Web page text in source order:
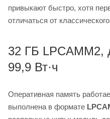
привыкают быстро, хотя
отличаться от
32 ГБ LPCAMM2,
99,9 Вт·ч
Оперативная память
выполнена в формате